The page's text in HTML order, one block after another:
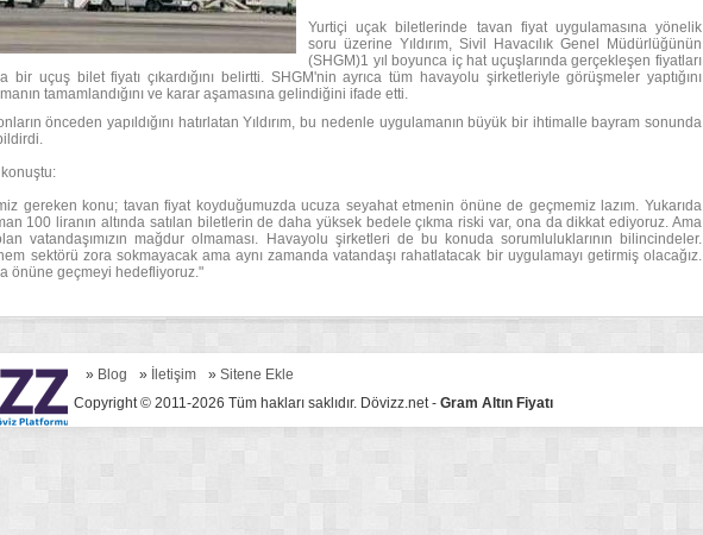
Yurtiçi uçak biletlerinde tavan fiyat uygulamasına yönelik
soru üzerine Yıldırım, Sivil Havacılık Genel Müdürlüğünün
(SHGM)1 yıl boyunca iç hat uçuşlarında gerçekleşen fiyatları
bir uçuş bilet fiyatı çıkardığını belirtti. SHGM'nin ayrıca tüm havayolu şirketleriyle görüşmeler yaptığını
tamamlandığını ve karar aşamasına gelindiğini ifade etti.
önceden yapıldığını hatırlatan Yıldırım, bu nedenle uygulamanın büyük bir ihtimalle bayram sonunda
konuştu:
gereken konu; tavan fiyat koyduğumuzda ucuza seyahat etmenin önüne de geçmemiz lazım. Yukarıda
100 liranın altında satılan biletlerin de daha yüksek bedele çıkma riski var, ona da dikkat ediyoruz. Ama
vatandaşımızın mağdur olmaması. Havayolu şirketleri de bu konuda sorumluluklarının bilincindeler.
sektörü zora sokmayacak ama aynı zamanda vatandaşı rahatlatacak bir uygulamayı getirmiş olacağız.
önüne geçmeyi hedefliyoruz."
» Blog » İletişim » Sitene Ekle
Copyright © 2011-2026 Tüm hakları saklıdır. Dövizz.net - Gram Altın Fiyatı